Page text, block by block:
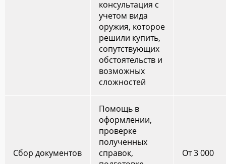
консультация с
учетом вида
оружия, которое
решили купить,
сопутствующих
обстоятельств и
возможных
сложностей
Сбор документов
Помощь в
оформлении,
проверке
полученных
справок,
От 3 000